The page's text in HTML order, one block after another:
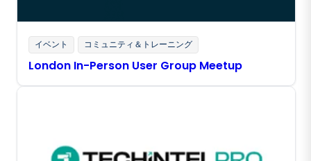
イベント コミュニティ＆トレーニング
London In-Person User Group Meetup